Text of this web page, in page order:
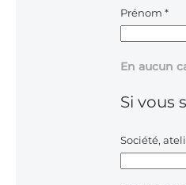
Prénom *
En aucun
Si vous
Société,